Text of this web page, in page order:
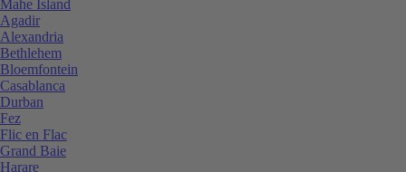
Mahe Island
Agadir
Alexandria
Bethlehem
Bloemfontein
Casablanca
Durban
Fez
Flic en Flac
Grand Baie
Harare